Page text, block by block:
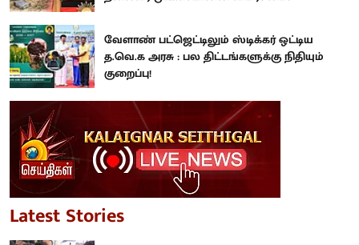
வேளாண் பட்ஜெட்டிலும் ஸ்டிக்கர் ஒட்டிய
த.வெ.க அரசு : பல திட்டங்களுக்கு நிதியும்
குறைப்பு!
Latest Stories